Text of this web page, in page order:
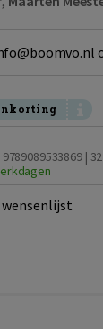
9789089533869 |